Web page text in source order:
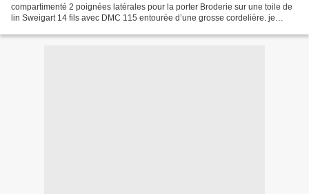
compartimenté 2 poignées latérales pour la porter Broderie sur une toile de
lin Sweigart 14 fils avec DMC 115 entourée d’une grosse cordelière. je